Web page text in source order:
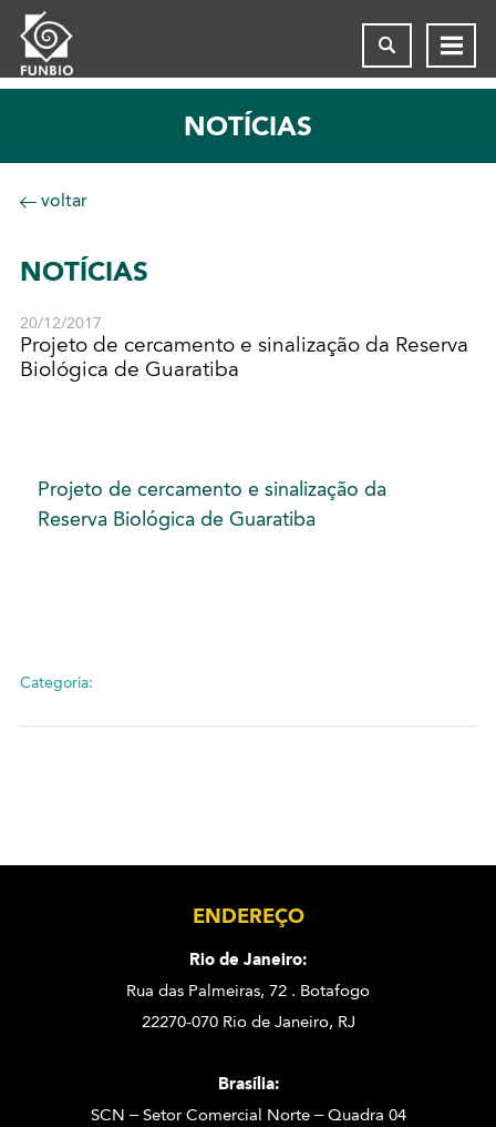
NOTÍCIAS
voltar
NOTÍCIAS
20/12/2017
Projeto de cercamento e sinalização da Reserva
Biológica de Guaratiba
Projeto de cercamento e sinalização da
Reserva Biológica de Guaratiba
Categoria:
ENDEREÇO
Rio de Janeiro:
Rua das Palmeiras, 72 . Botafogo
22270-070 Rio de Janeiro, RJ
Brasília:
SCN – Setor Comercial Norte – Quadra 04